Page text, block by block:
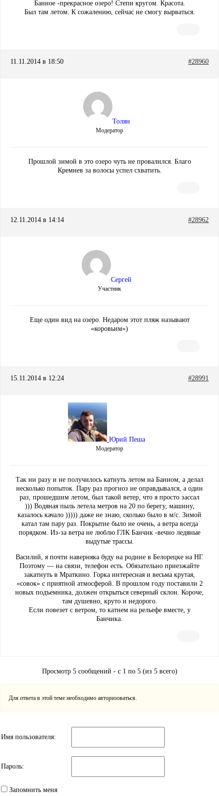
Банное -прекрасное озеро! Степи кругом. Красота.
Был там летом. К сожалению, сейчас не смогу вырваться.
11.11.2014 в 18:50 #28960
Толян
Модератор
Прошлой зимой в это озеро чуть не провалился. Благо
Кремнев за волосы успел схватить.
12.11.2014 в 14:14 #28962
Сергей
Участник
Еще один вид на озеро. Недаром этот пляж называют
«коровьим»)
15.11.2014 в 12:24 #28991
Юрий Пеша
Модератор
Так ни разу и не получилось катнуть летом на Банном, а делал
несколько попыток. Пару раз прогноз не оправдывался, а один
раз, прошедшим летом, был такой ветер, что я просто зассал
))) Водяная пыль летела метров на 20 по берегу, машину,
казалось качало ))))) даже не знаю, сколько было в м/с. Зимой
катал там пару раз. Покрытие было не очень, а ветра всегда
порядком. Из-за ветра не люблю ГЛК Банчик -вечно ледяные
выдутые трассы.
Василий, я почти наверняка буду на родине в Белорецке на НГ.
Поэтому — на связи, телефон есть. Обязательно приезжайте
закатнуть в Мраткино. Горка интересная и весьма крутая,
«совок» с приятной атмосферой. В прошлом году поставили 2
новых подъемника, должен открыться северный склон. Короче,
там душевно, круто и недорого.
Если повезет с ветром, то катнем на рельефе вместе, у
Банчика.
Просмотр 5 сообщений - с 1 по 5 (из 5 всего)
Для ответа в этой теме необходимо авторизоваться.
Имя пользователя:
Пароль:
Запомнить меня